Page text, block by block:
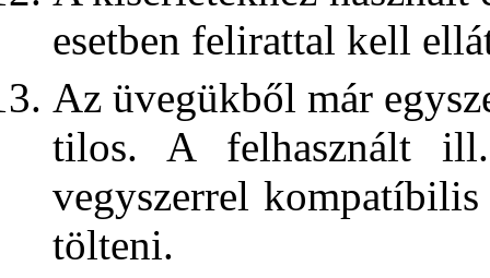
esetben felirattal kell
Az üvegükből már
tilos. A felhasznált
vegyszerrel
tölteni.